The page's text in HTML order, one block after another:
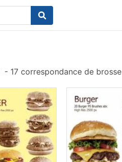
- 17 correspondance de brosse